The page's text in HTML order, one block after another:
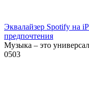
Эквалайзер Spotify на
предпочтения
Музыка – это
0503